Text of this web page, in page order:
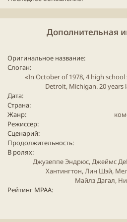
youtube" data-media-key="T-
согласие на установку сторонних
Более подробную информацию
странице файлов cookie
Принимать сторонние файлы
P.s.:Кто озвучивал в России
Дополнительная
Оригинальное название
Слоган
«In October of 1978, 4 high
Detroit, Michigan. 20
Дата
Страна
Жанр
Режиссер
Сценарий
Продолжительность
В ролях
Джузеппе Эндрюс, Джеймс
Хантингтон, Лин Шэй,
Майлз Дагал,
Рейтинг MPAA